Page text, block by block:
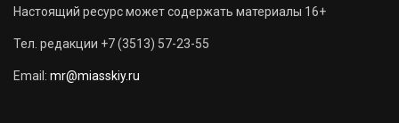
Настоящий ресурс может содержать материалы 16+
Тел. редакции +7 (3513) 57-23-55
Email: mr@miasskiy.ru